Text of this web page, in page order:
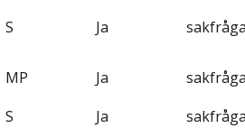
S Ja
MP Ja
S Ja